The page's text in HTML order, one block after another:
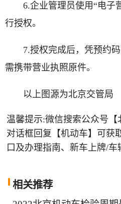
6.企业管理员使用“电子
行授权。
7.授权完成后，凭预约码
需携带营业执照原件。
以上图源为北京交管局
温馨提示:微信搜索公众号
对话框回复【机动车】可获
口及办理指南、新车上牌/车
相关推荐